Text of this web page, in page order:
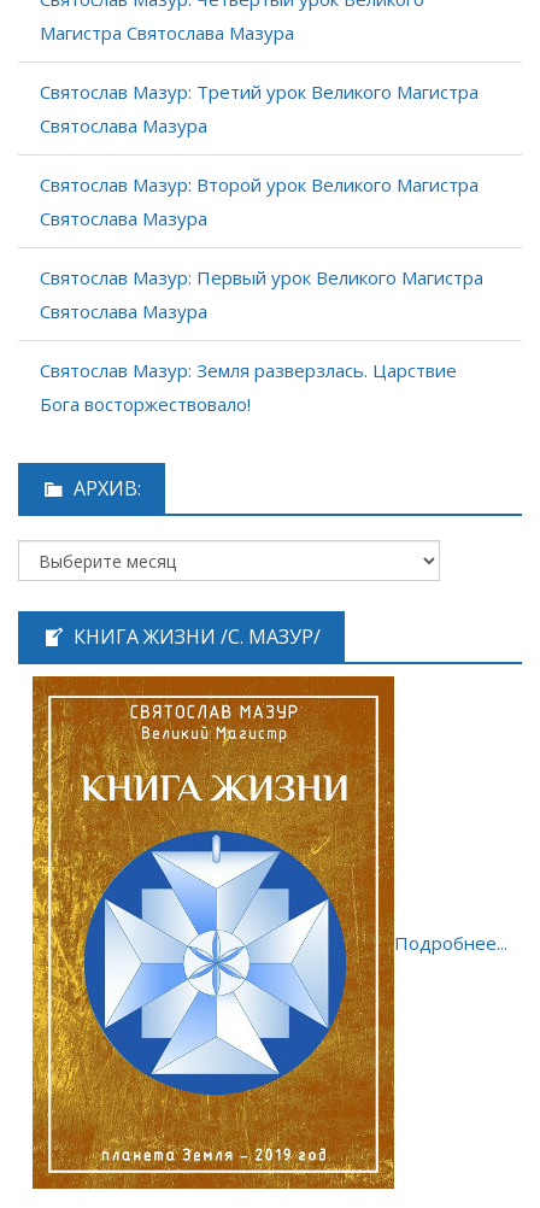
Магистра Святослава Мазура
Святослав Мазур: Третий урок Великого Магистра
Святослава Мазура
Святослав Мазур: Второй урок Великого Магистра
Святослава Мазура
Святослав Мазур: Первый урок Великого Магистра
Святослава Мазура
Святослав Мазур: Земля разверзлась. Царствие
Бога восторжествовало!
АРХИВ:
КНИГА ЖИЗНИ /С. МАЗУР/
Подробнее...